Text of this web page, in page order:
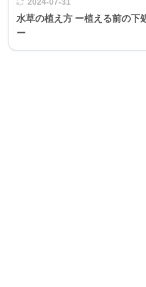
2024-07-31
水草の植え方 ー植える前の下
ー